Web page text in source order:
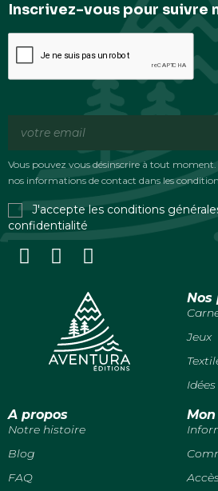
Inscrivez-vous pour suivre
Vous pouvez vous désinscrire à tout
nos informations de contact dans les
J'accepte les conditions
confidentialité
Nos
Jeux
A propos
Notre histoire
Blog
FAQ